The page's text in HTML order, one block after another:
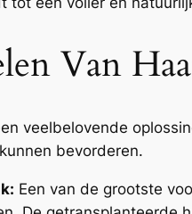
Van
veelbelovende
bevorderen.
Een van de grootste